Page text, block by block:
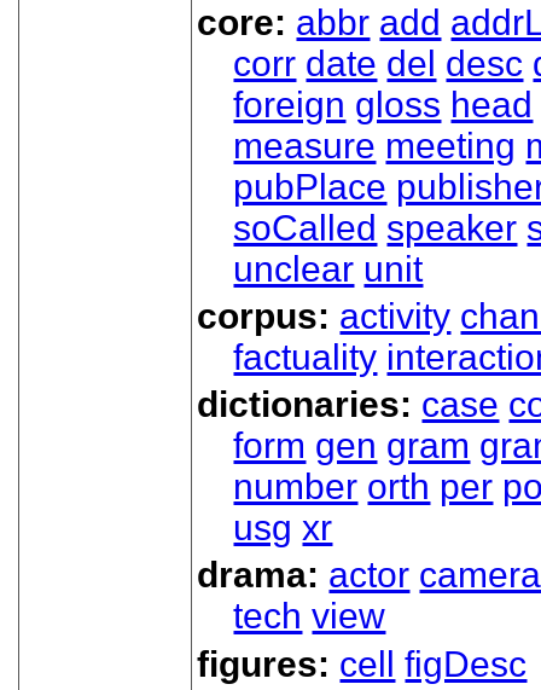
core: abbr add
corr date del desc
foreign gloss head
measure meeting
pubPlace
soCalled speaker
unclear unit
corpus: activity
factuality
dictionaries: case
form gen gram
number orth per
usg xr
drama: actor camera
tech view
figures: cell figDesc